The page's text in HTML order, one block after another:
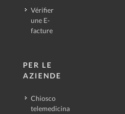
Vérifier
une E-
facture
PER LE
AZIENDE
Chiosco
telemedicina